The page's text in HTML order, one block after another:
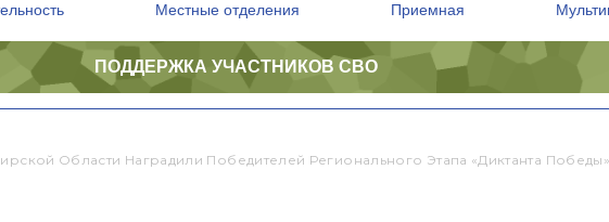
Местные отделения Приемная
ПОДДЕРЖКА УЧАСТНИКОВ СВО
Области Наградили Победителей Регионального Этапа «Диктанта Победы»